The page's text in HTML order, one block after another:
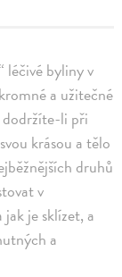
léčivé byliny v
a užitečné
dodržíte-li při
krásou a tělo
druhů
v
je sklízet, a
a